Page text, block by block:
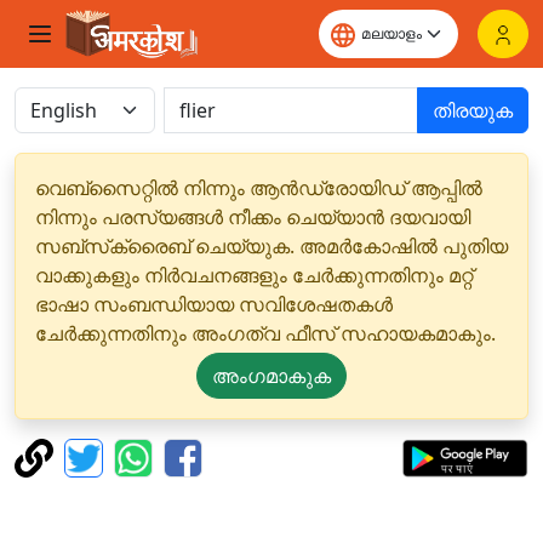
തിരയുക
വെബ്‌സൈറ്റിൽ നിന്നും ആൻഡ്രോയിഡ് ആപ്പിൽ
നിന്നും പരസ്യങ്ങൾ നീക്കം ചെയ്യാൻ ദയവായി
സബ്‌സ്‌ക്രൈബ് ചെയ്യുക. അമർകോഷിൽ പുതിയ
വാക്കുകളും നിർവചനങ്ങളും ചേർക്കുന്നതിനും മറ്റ്
ഭാഷാ സംബന്ധിയായ സവിശേഷതകൾ
ചേർക്കുന്നതിനും അംഗത്വ ഫീസ് സഹായകമാകും.
അംഗമാകുക